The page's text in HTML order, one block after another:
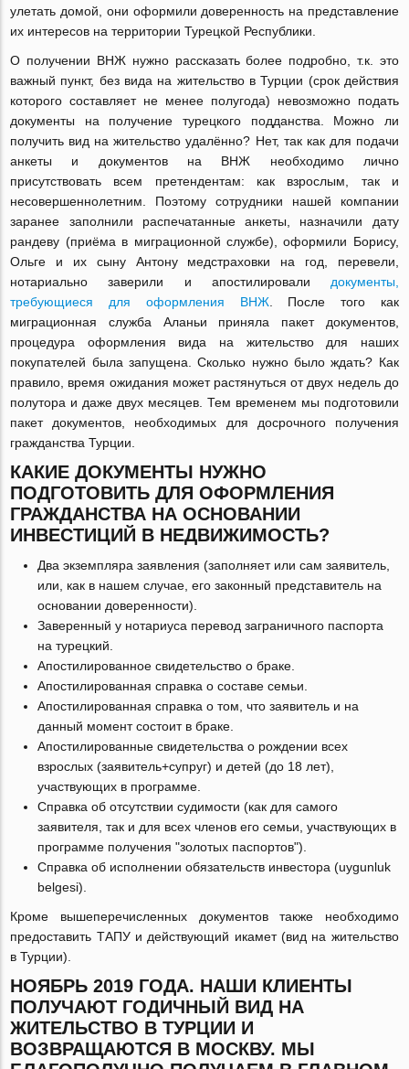
улетать домой, они оформили доверенность на представление
их интересов на территории Турецкой Республики.
О получении ВНЖ нужно рассказать более подробно, т.к. это
важный пункт, без вида на жительство в Турции (срок действия
которого составляет не менее полугода) невозможно подать
документы на получение турецкого подданства. Можно ли
получить вид на жительство удалённо? Нет, так как для подачи
анкеты и документов на ВНЖ необходимо лично
присутствовать всем претендентам: как взрослым, так и
несовершеннолетним. Поэтому сотрудники нашей компании
заранее заполнили распечатанные анкеты, назначили дату
рандеву (приёма в миграционной службе), оформили Борису,
Ольге и их сыну Антону медстраховки на год, перевели,
нотариально заверили и апостилировали документы,
требующиеся для оформления ВНЖ. После того как
миграционная служба Аланьи приняла пакет документов,
процедура оформления вида на жительство для наших
покупателей была запущена. Сколько нужно было ждать? Как
правило, время ожидания может растянуться от двух недель до
полутора и даже двух месяцев. Тем временем мы подготовили
пакет документов, необходимых для досрочного получения
гражданства Турции.
КАКИЕ ДОКУМЕНТЫ НУЖНО
ПОДГОТОВИТЬ ДЛЯ ОФОРМЛЕНИЯ
ГРАЖДАНСТВА НА ОСНОВАНИИ
ИНВЕСТИЦИЙ В НЕДВИЖИМОСТЬ?
Два экземпляра заявления (заполняет или сам заявитель,
или, как в нашем случае, его законный представитель на
основании доверенности).
Заверенный у нотариуса перевод заграничного паспорта
на турецкий.
Апостилированное свидетельство о браке.
Апостилированная справка о составе семьи.
Апостилированная справка о том, что заявитель и на
данный момент состоит в браке.
Апостилированные свидетельства о рождении всех
взрослых (заявитель+супруг) и детей (до 18 лет),
участвующих в программе.
Справка об отсутствии судимости (как для самого
заявителя, так и для всех членов его семьи, участвующих в
программе получения "золотых паспортов").
Справка об исполнении обязательств инвестора (uygunluk
belgesi).
Кроме вышеперечисленных документов также необходимо
предоставить ТАПУ и действующий икамет (вид на жительство
в Турции).
НОЯБРЬ 2019 ГОДА. НАШИ КЛИЕНТЫ
ПОЛУЧАЮТ ГОДИЧНЫЙ ВИД НА
ЖИТЕЛЬСТВО В ТУРЦИИ И
ВОЗВРАЩАЮТСЯ В МОСКВУ. МЫ